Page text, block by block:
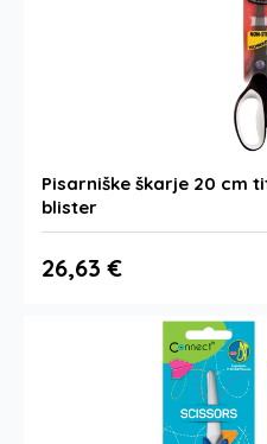
Pisarniške škarje 20 cm
blister
26,63 €